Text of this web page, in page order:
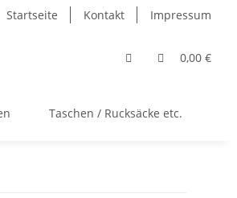
Startseite Kontakt Impressum
0,00 €
Taschen / Rucksäcke etc.